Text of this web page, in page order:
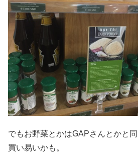
でもお野菜とかはGAPさんとかと
買い易いかも。